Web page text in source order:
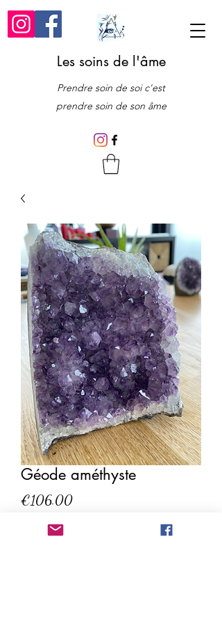
Les soins de l'âme
Prendre soin de soi c'est
prendre soin de son âme
Géode améthyste
€106.00Price
Quantity